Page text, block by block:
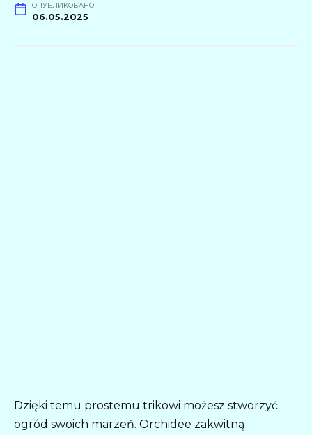
ОПУБЛИКОВАНО
06.05.2025
Dzięki temu prostemu trikowi możesz stworzyć
ogród swoich marzeń. Orchidee zakwitną